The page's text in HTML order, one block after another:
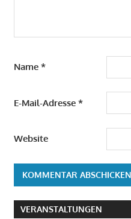
Name *
E-Mail-Adresse *
Website
VERANSTALTUNGEN